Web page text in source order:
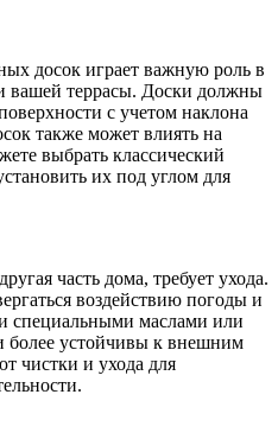
досок играет важную роль в
вашей террасы. Доски должны
с учетом наклона
также может влиять на
выбрать классический
их под углом для
часть дома, требует ухода.
воздействию погоды и
специальными маслами или
более устойчивы к внешним
чистки и ухода для